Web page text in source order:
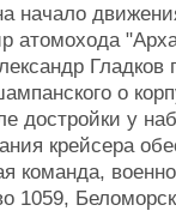
Флот
Галерея
Форум
Отзывы
Все
начало
атомохода
Гладков
о
достройки у
крейсера
команда,
1059,